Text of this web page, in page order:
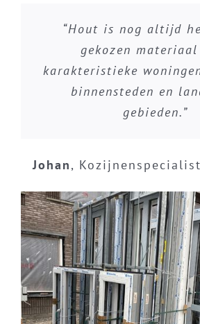
“Hout is nog altijd
gekozen
karakteristieke
binnensteden en
gebieden.”
Johan,